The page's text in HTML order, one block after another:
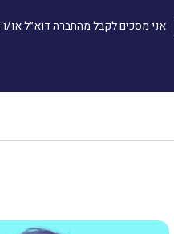
אני מסכים לקבל מהחברה דוא״ל או/ו SMS, תכנים, פרסומים, הנחות , חידושים וכו״ב.